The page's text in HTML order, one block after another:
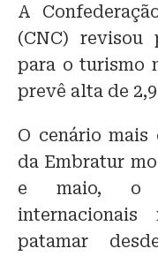
A
(CNC) revisou
para o turismo
prevê alta de
O cenário
da Embratur
e maio,
patamar